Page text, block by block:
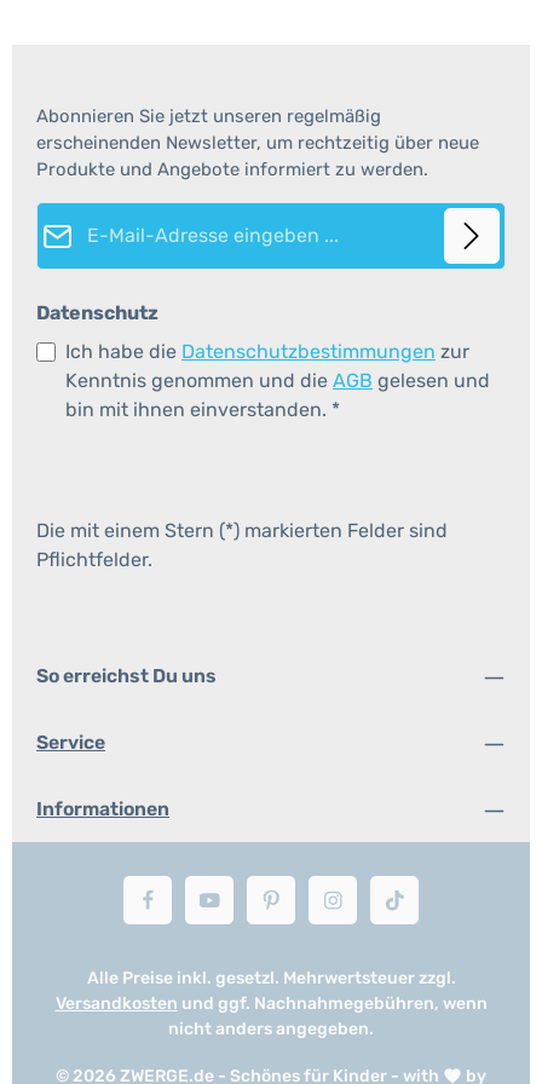
Abonnieren Sie jetzt unseren regelmäßig
erscheinenden Newsletter, um rechtzeitig über neue
Produkte und Angebote informiert zu werden.
E-Mail-Adresse*
Datenschutz
Ich habe die Datenschutzbestimmungen zur
Kenntnis genommen und die AGB gelesen und
bin mit ihnen einverstanden. *
Die mit einem Stern (*) markierten Felder sind
Pflichtfelder.
So erreichst Du uns
Service
Informationen
© 2026 ZWERGE.de - Schönes für Kinder - with by
Alle Preise inkl. gesetzl. Mehrwertsteuer zzgl.
Versandkosten und ggf. Nachnahmegebühren, wenn
nicht anders angegeben.